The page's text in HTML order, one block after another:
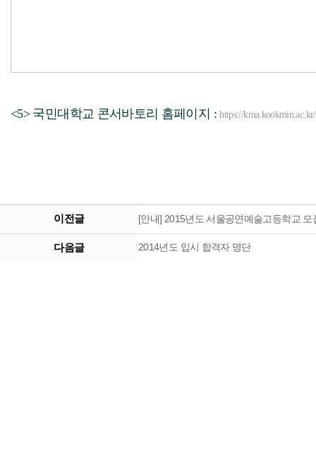
<5> 국민대학교 콘서바토리 홈페이지 :https://kma.kookmin.ac.kr/
이전글 [안내] 2015년도 서울공연예술고등학교 모
다음글 2014년도 입시 합격자 명단